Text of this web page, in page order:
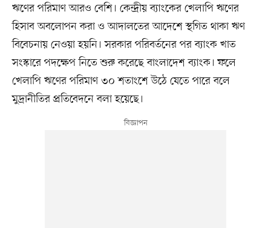
ঋণের পরিমাণ আরও বেশি। কেন্দ্রীয় ব্যাংকের খেলাপি ঋণের
হিসাব অবলোপন করা ও আদালতের আদেশে স্থগিত থাকা ঋণ
বিবেচনায় নেওয়া হয়নি। সরকার পরিবর্তনের পর ব্যাংক খাত
সংস্কারে পদক্ষেপ নিতে শুরু করেছে বাংলাদেশ ব্যাংক। ফলে
খেলাপি ঋণের পরিমাণ ৩০ শতাংশে উঠে যেতে পারে বলে
মুদ্রানীতির প্রতিবেদনে বলা হয়েছে।